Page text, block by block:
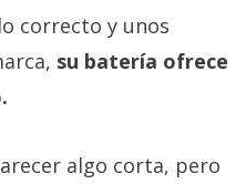
correcto y unos
su batería ofrece
algo corta, pero